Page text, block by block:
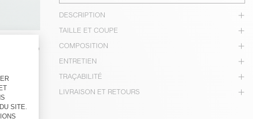
DESCRIPTION
TAILLE ET COUPE
COMPOSITION
ENTRETIEN
TRAÇABILITÉ
LIVRAISON ET RETOURS